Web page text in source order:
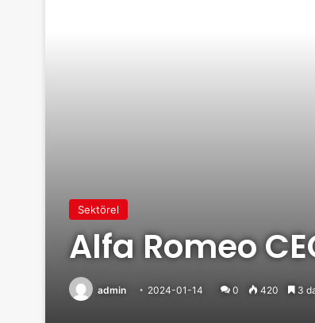
Sektörel
Alfa Romeo
admin 2024-01-14 0 420 3